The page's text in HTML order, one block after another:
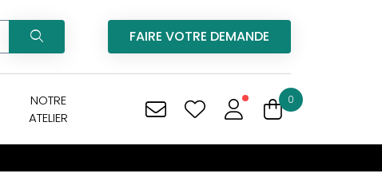
FAIRE VOTRE DEMANDE
0
NOTRE
ATELIER